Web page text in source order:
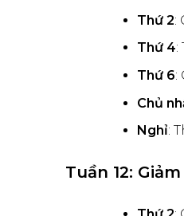
Thứ 2:
Thứ 4:
Thứ 6:
Chủ
Nghỉ:
Tuần 12: